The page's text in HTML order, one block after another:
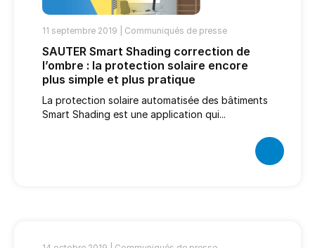
11 septembre 2019 | Communiqués de presse
SAUTER Smart Shading correction de
l’ombre : la protection solaire encore
plus simple et plus pratique
La protection solaire automatisée des bâtiments
Smart Shading est une application qui...